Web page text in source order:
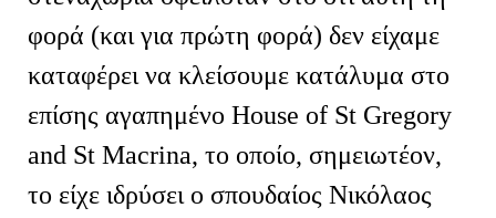
φορά (και για πρώτη φορά) δεν είχαμε
καταφέρει να κλείσουμε κατάλυμα στο
επίσης αγαπημένο House of St Gregory
and St Macrina, το οποίο, σημειωτέον,
το είχε ιδρύσει ο σπουδαίος Νικόλαος